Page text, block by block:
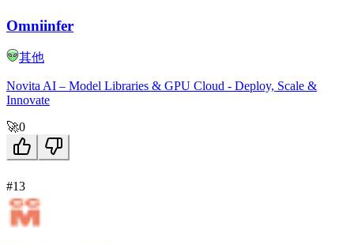
Omniinfer
其他
Novita AI – Model Libraries & GPU Cloud - Deploy, Scale &
Innovate
🚀0
#13